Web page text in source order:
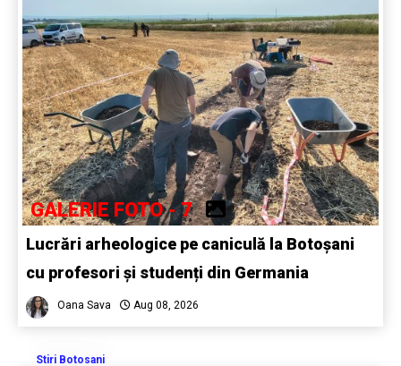
GALERIE FOTO - 7
Lucrări arheologice pe caniculă la Botoșani
cu profesori și studenți din Germania
Oana Sava Aug 08, 2026
Stiri Botosani